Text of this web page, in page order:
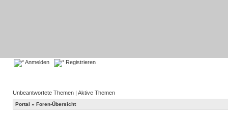
Anmelden Registrieren
Unbeantwortete Themen | Aktive Themen
Portal » Foren-Übersicht